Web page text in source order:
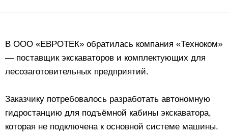
В ООО «ЕВРОТЕК» обратилась компания «Техноком»
— поставщик экскаваторов и комплектующих для
лесозаготовительных предприятий.
Заказчику потребовалось разработать автономную
гидростанцию для подъёмной кабины экскаватора,
которая не подключена к основной системе машины.